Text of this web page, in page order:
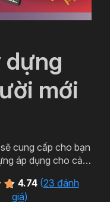
dựng
mới
cung cấp cho bạn
áp dụng cho cả
và Adobe
4.74(23 đánh
giá)